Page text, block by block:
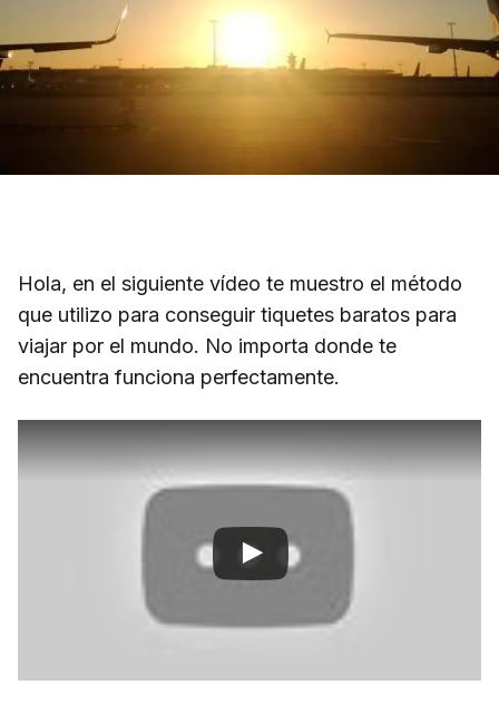
Hola, en el siguiente vídeo te muestro el método
que utilizo para conseguir tiquetes baratos para
viajar por el mundo. No importa donde te
encuentra funciona perfectamente.